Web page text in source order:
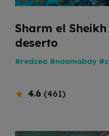
Sharm el
deserto
#redsea #naamabay
4.6 (461)